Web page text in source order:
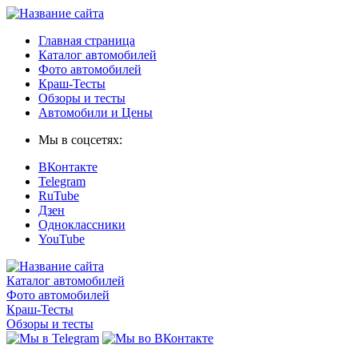
Главная страница
Каталог автомобилей
Фото автомобилей
Краш-Тесты
Обзоры и тесты
Автомобили и Цены
Мы в соцсетях:
ВКонтакте
Telegram
RuTube
Дзен
Одноклассники
YouTube
Каталог автомобилей
Фото автомобилей
Краш-Тесты
Обзоры и тесты